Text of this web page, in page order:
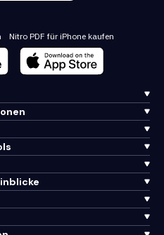
Nitro PDF für iPhone kaufen